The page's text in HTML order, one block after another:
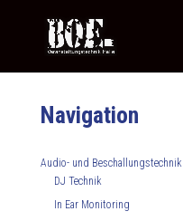
Navigation
Audio- und Beschallungstechnik
DJ Technik
In Ear Monitoring